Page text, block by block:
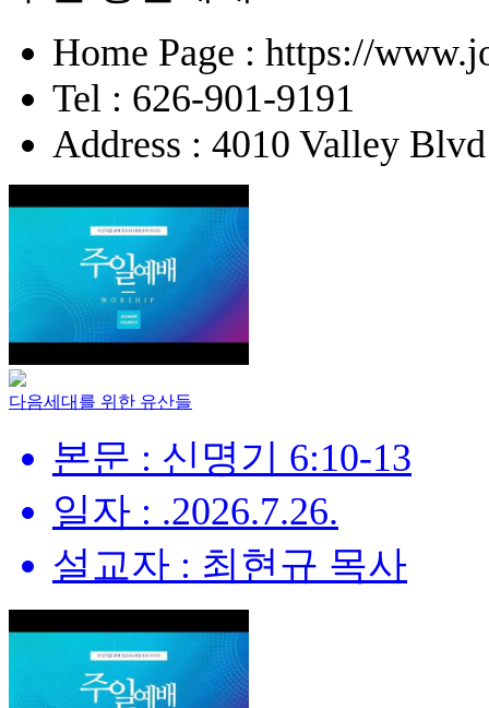
Home Page : https://
Tel : 626-901-9191
Address : 4010 Valley
다음세대를 위한 유산들
본문 : 신명기 6:10-13
일자 : .2026.7.26.
설교자 : 최현규 목사